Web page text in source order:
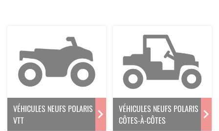
VÉHICULES NEUFS POLARIS
VTT
VÉHICULES NEUFS POLARIS
CÔTES-À-CÔTES